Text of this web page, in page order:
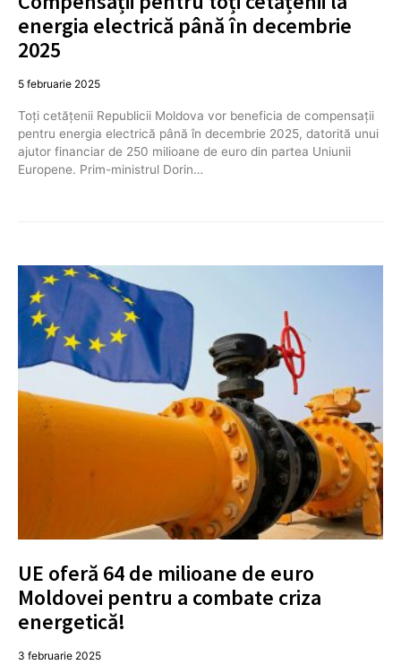
energia electrică până în decembrie
2025
5 februarie 2025
Toți cetățenii Republicii Moldova vor beneficia de compensații
pentru energia electrică până în decembrie 2025, datorită unui
ajutor financiar de 250 milioane de euro din partea Uniunii
Europene. Prim-ministrul Dorin…
UE oferă 64 de milioane de euro
Moldovei pentru a combate criza
energetică!
3 februarie 2025